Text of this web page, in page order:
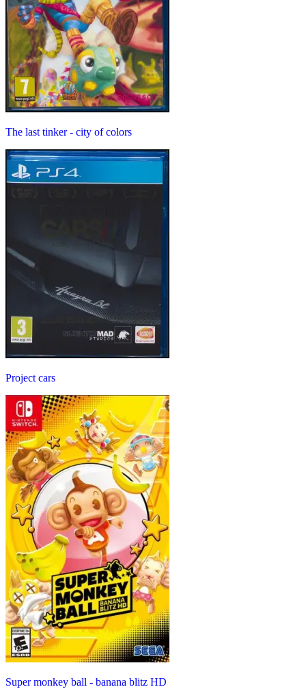
The last tinker - city of colors
Project cars
Super monkey ball - banana blitz HD